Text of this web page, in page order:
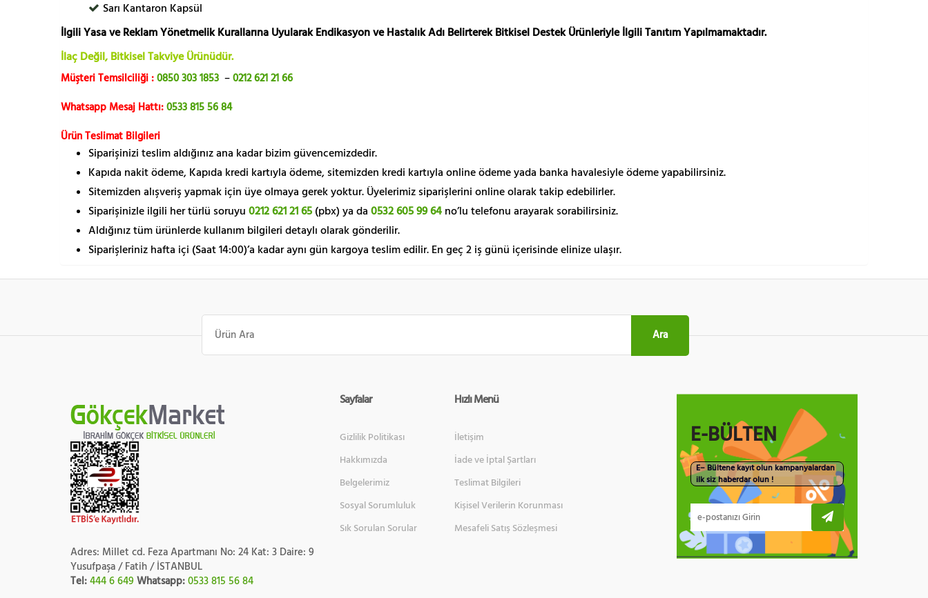
Sarı Kantaron Kapsül
İlgili Yasa ve Reklam Yönetmelik Kurallarına Uyularak Endikasyon ve Hastalık Adı Belirterek Bitkisel Destek Ürünleriyle İlgili Tanıtım Yapılmamaktadır.
İlaç Değil, Bitkisel Takviye Ürünüdür.
Müşteri Temsilciliği :0850 303 1853 –0212 621 21 66
Whatsapp Mesaj Hattı:0533 815 56 84
Ürün Teslimat Bilgileri
Siparişinizi teslim aldığınız ana kadar bizim güvencemizdedir.
Kapıda nakit ödeme, Kapıda kredi kartıyla ödeme, sitemizden kredi kartıyla online ödeme yada banka havalesiyle ödeme yapabilirsiniz.
Sitemizden alışveriş yapmak için üye olmaya gerek yoktur. Üyelerimiz siparişlerini online olarak takip edebilirler.
Siparişinizle ilgili her türlü soruyu 0212 621 21 65 (pbx) ya da 0532 605 99 64 no’lu telefonu arayarak sorabilirsiniz.
Aldığınız tüm ürünlerde kullanım bilgileri detaylı olarak gönderilir.
Siparişleriniz hafta içi (Saat 14:00)’a kadar aynı gün kargoya teslim edilir. En geç 2 iş günü içerisinde elinize ulaşır.
Ara:
Ara
Adres: Millet cd. Feza Apartmanı No: 24 Kat: 3 Daire: 9
Yusufpaşa / Fatih / İSTANBUL
Tel:444 6 649 Whatsapp:0533 815 56 84
Sayfalar
Gizlilik Politikası
Hakkımızda
Belgelerimiz
Sosyal Sorumluluk
Sık Sorulan Sorular
Hızlı Menü
İletişim
İade ve İptal Şartları
Teslimat Bilgileri
Kişisel Verilerin Korunması
Mesafeli Satış Sözleşmesi
E-BÜLTEN
E– Bültene kayıt olun kampanyalardan
ilk siz haberdar olun !